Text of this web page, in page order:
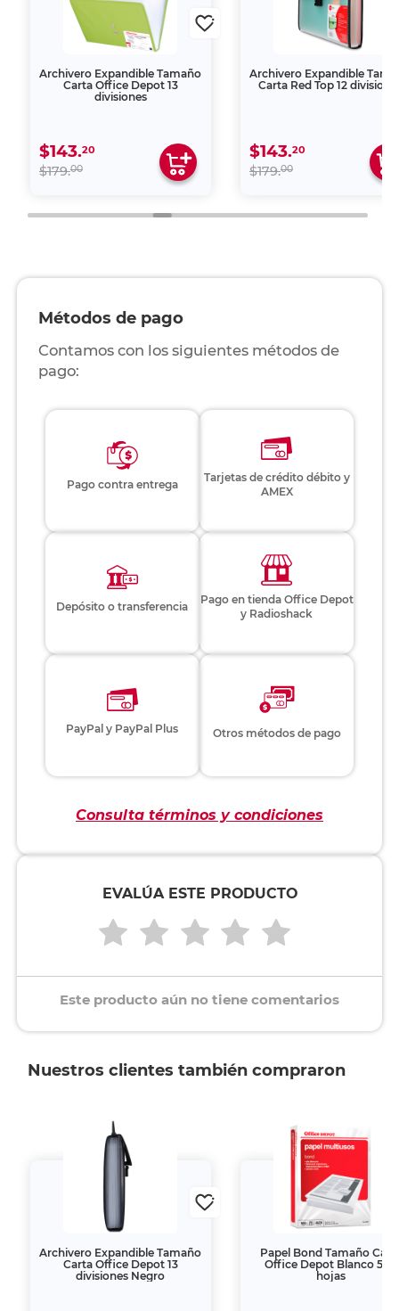
Archivero Expandible Tamaño
Carta Office Depot 13
divisiones
$143.20
$179.00
Archivero Expandible
Carta Red Top 12
$143.20
$179.00
Métodos de pago
Contamos con los siguientes métodos de
pago:
Pago contra entrega
Tarjetas de crédito débito y
AMEX
Depósito o transferencia
Pago en tienda Office Depot
y Radioshack
PayPal y PayPal Plus Otros métodos de pago
Consulta términos y condiciones
EVALÚA ESTE PRODUCTO
Este producto aún no tiene comentarios
Nuestros clientes también compraron
Archivero Expandible Tamaño
Carta Office Depot 13
divisiones Negro
Papel Bond Tamaño
Office Depot Blanco 500
hojas